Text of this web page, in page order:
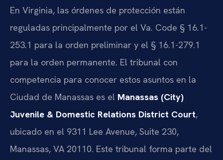
En Virginia, las órdenes de protección están
reguladas principalmente por el Va. Code § 16.1-
253.1 para la orden preliminar y el § 16.1-279.1
para la orden permanente. El tribunal con
competencia para conocer estos asuntos en la
Ciudad de Manassas es el Manassas (City)
Juvenile & Domestic Relations District Court,
ubicado en el 9311 Lee Avenue, Suite 230,
Manassas, VA 20110. Este tribunal forma parte del